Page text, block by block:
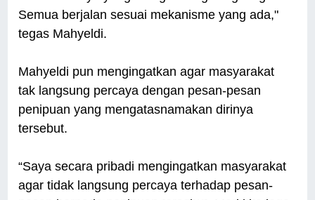
Semua berjalan sesuai mekanisme yang ada,"
tegas Mahyeldi.
Mahyeldi pun mengingatkan agar masyarakat
tak langsung percaya dengan pesan-pesan
penipuan yang mengatasnamakan dirinya
tersebut.
“Saya secara pribadi mengingatkan masyarakat
agar tidak langsung percaya terhadap pesan-